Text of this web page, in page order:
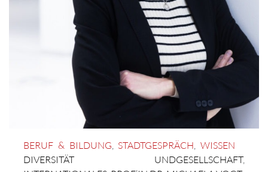
BERUF & BILDUNG STADTGESPRÄCH WISSEN
DIVERSITÄT UNDGESELLSCHAFT,